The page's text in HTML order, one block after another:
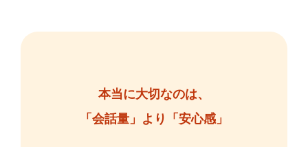
本当に大切なのは、
「会話量」より「安心感」